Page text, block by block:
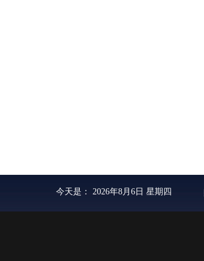
今天是： 2026年8月6日 星期四